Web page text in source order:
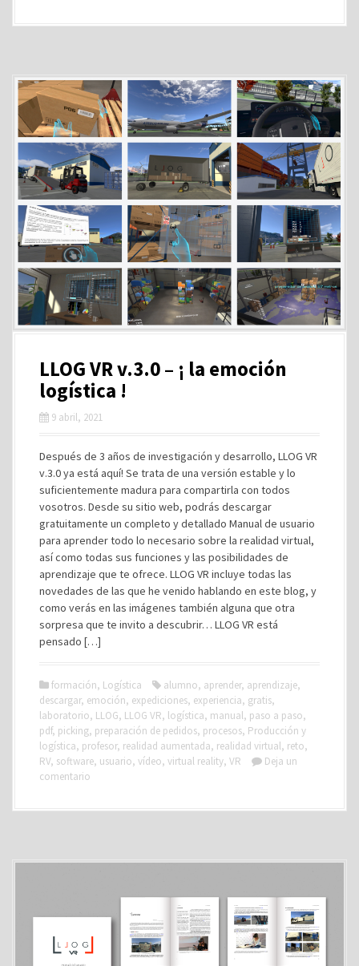
LLOG VR v.3.0 – ¡ la emoción
logística !
9 abril, 2021
Después de 3 años de investigación y desarrollo, LLOG VR
v.3.0 ya está aquí! Se trata de una versión estable y lo
suficientemente madura para compartirla con todos
vosotros. Desde su sitio web, podrás descargar
gratuitamente un completo y detallado Manual de usuario
para aprender todo lo necesario sobre la realidad virtual,
así como todas sus funciones y las posibilidades de
aprendizaje que te ofrece. LLOG VR incluye todas las
novedades de las que he venido hablando en este blog, y
como verás en las imágenes también alguna que otra
sorpresa que te invito a descubrir… LLOG VR está
pensado […]
formación, Logística alumno, aprender, aprendizaje,
descargar, emoción, expediciones, experiencia, gratis,
laboratorio, LLOG, LLOG VR, logística, manual, paso a paso,
pdf, picking, preparación de pedidos, procesos, Producción y
logística, profesor, realidad aumentada, realidad virtual, reto,
RV, software, usuario, vídeo, virtual reality, VR
Deja un
comentario